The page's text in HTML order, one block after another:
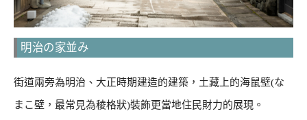
明治の家並み
街道兩旁為明治、大正時期建造的建築，土藏上的海鼠壁(な
まこ壁，最常見為稜格狀)裝飾更當地住民財力的展現。